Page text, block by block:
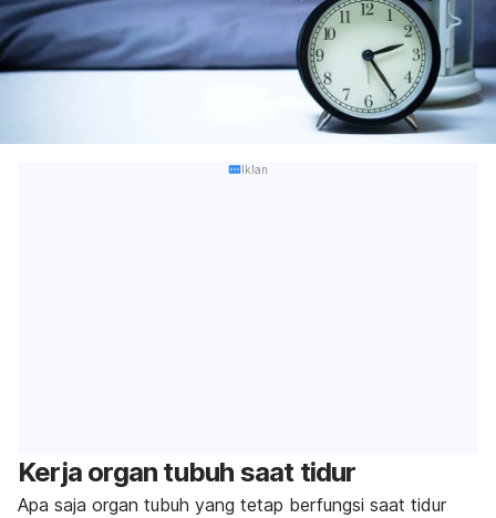
Iklan
Kerja organ tubuh saat tidur
Apa saja organ tubuh yang tetap berfungsi saat tidur